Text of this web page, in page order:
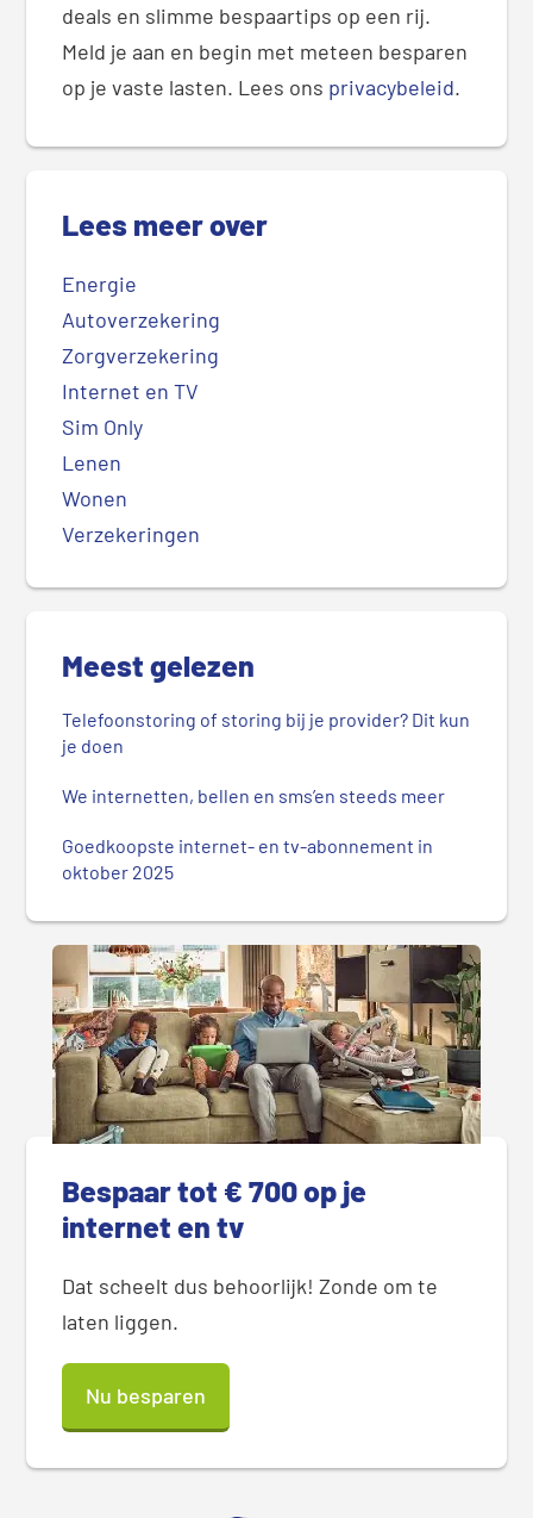
deals en slimme bespaartips op een rij.
Meld je aan en begin met meteen besparen
op je vaste lasten. Lees ons privacybeleid.
Lees meer over
Energie
Autoverzekering
Zorgverzekering
Internet en TV
Sim Only
Lenen
Wonen
Verzekeringen
Meest gelezen
Telefoonstoring of storing bij je provider? Dit kun
je doen
We internetten, bellen en sms’en steeds meer
Goedkoopste internet- en tv-abonnement in
oktober 2025
Bespaar tot € 700 op je
internet en tv
Dat scheelt dus behoorlijk! Zonde om te
laten liggen.
Nu besparen